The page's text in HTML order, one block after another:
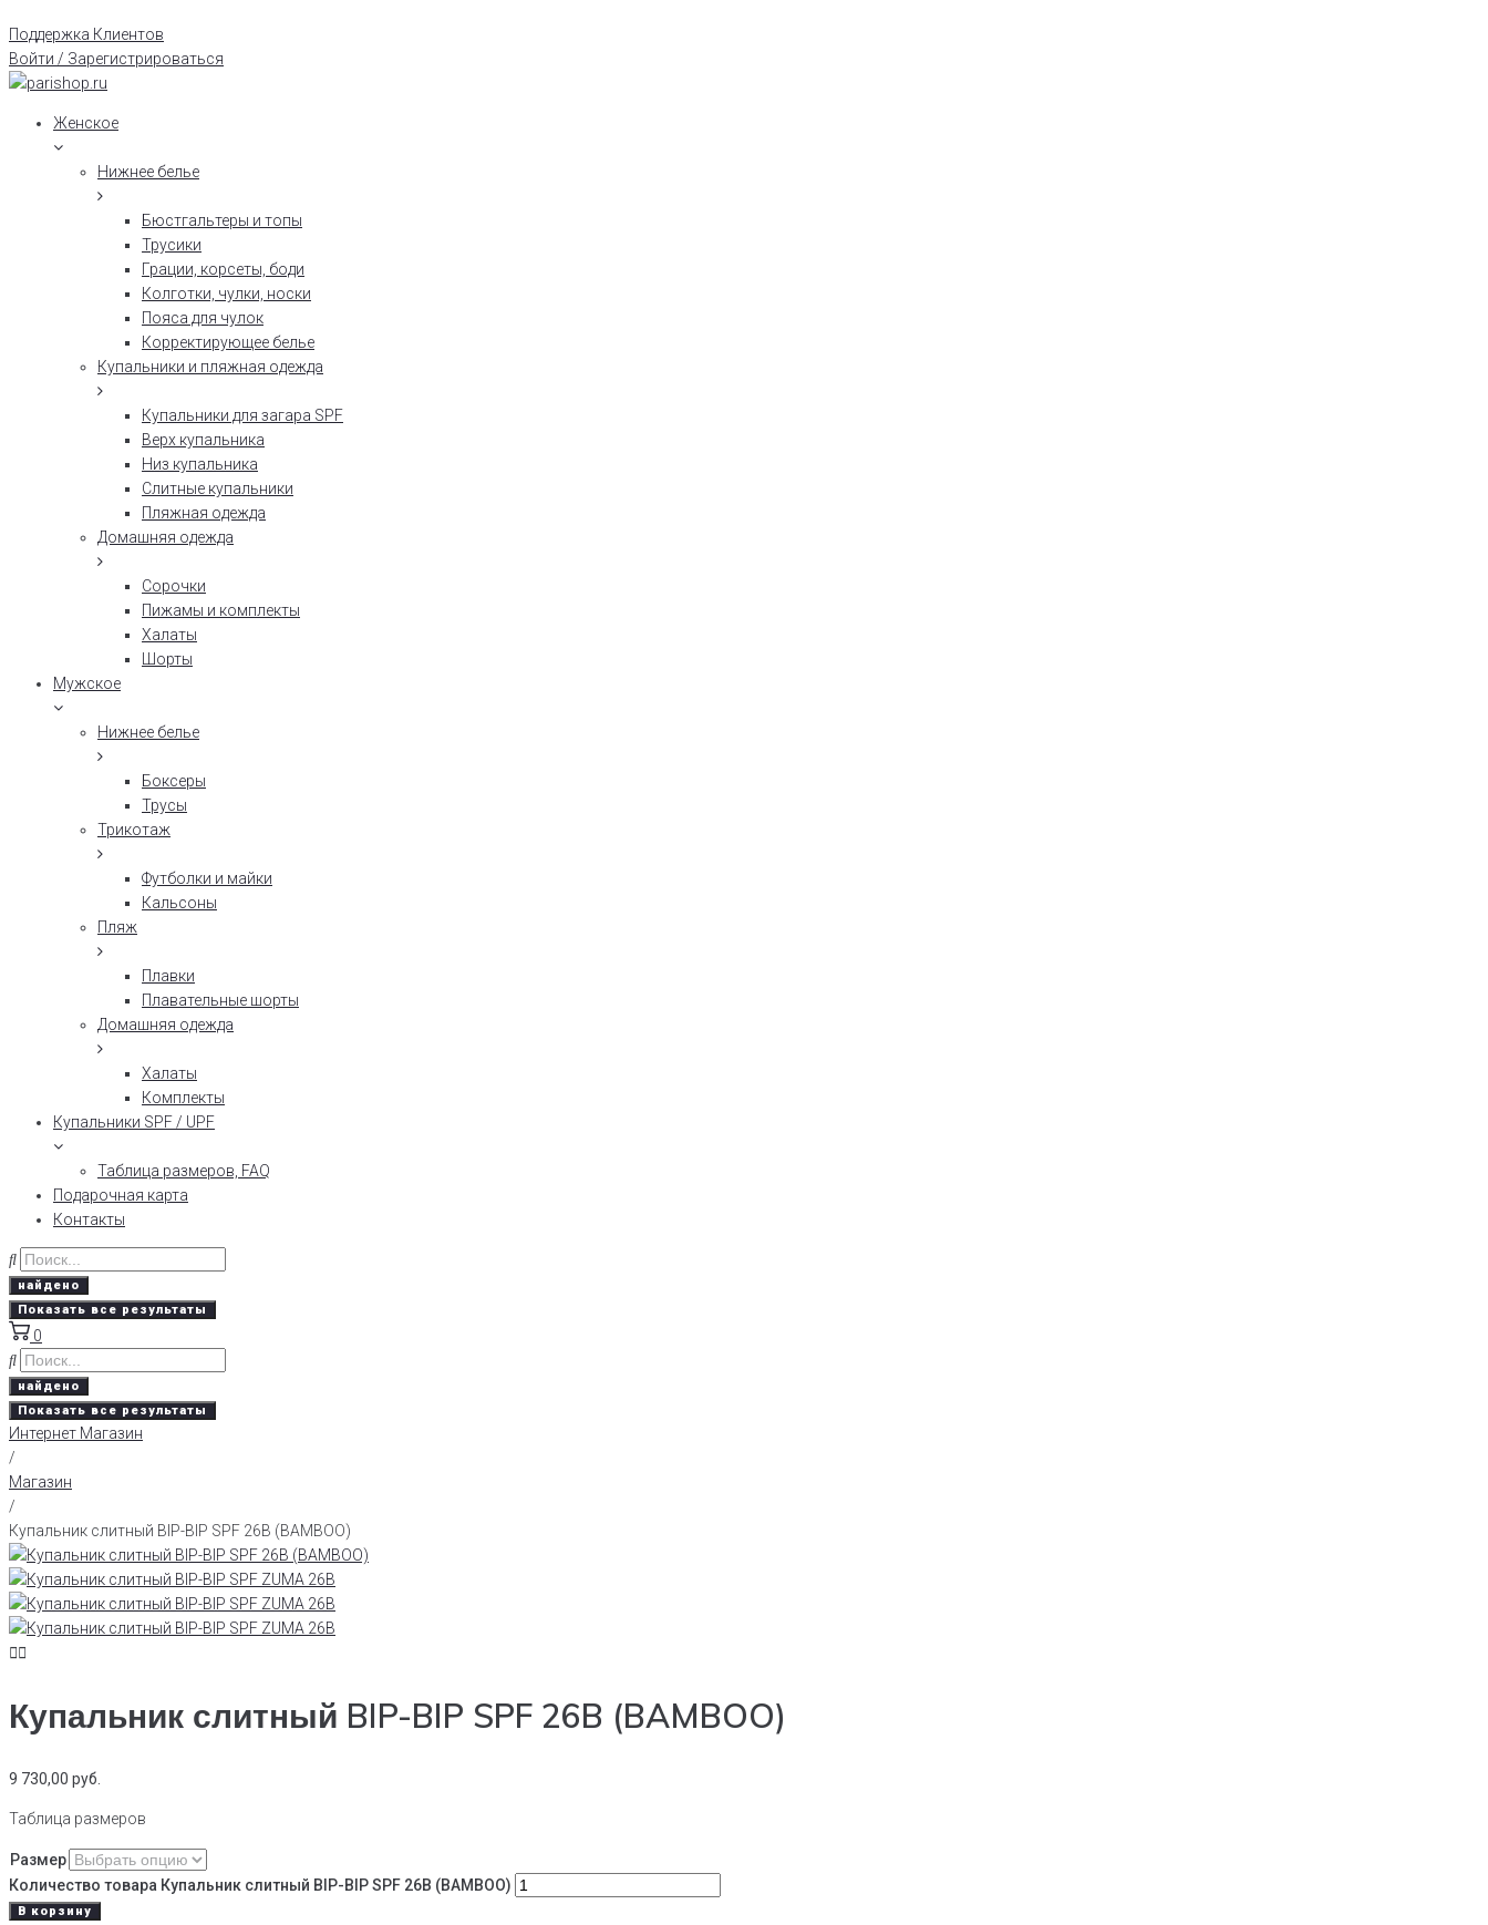
Поддержка Клиентов
Войти / Зарегистрироваться
Женское
Нижнее белье
Бюстгальтеры и топы
Трусики
Грации, корсеты, боди
Колготки, чулки, носки
Пояса для чулок
Корректирующее белье
Купальники и пляжная одежда
Купальники для загара SPF
Верх купальника
Низ купальника
Слитные купальники
Пляжная одежда
Домашняя одежда
Сорочки
Пижамы и комплекты
Халаты
Шорты
Мужское
Нижнее белье
Боксеры
Трусы
Трикотаж
Футболки и майки
Кальсоны
Пляж
Плавки
Плавательные шорты
Домашняя одежда
Халаты
Комплекты
Купальники SPF / UPF
Таблица размеров, FAQ
Подарочная карта
Контакты
найдено
Показать все результаты
0
найдено
Показать все результаты
Интернет Магазин
/
Магазин
/
Купальник слитный BIP-BIP SPF 26B (BAMBOO)
Купальник слитный BIP-BIP SPF 26B (BAMBOO)
9 730,00 руб.
Таблица размеров
Размер
Количество товара Купальник слитный BIP-BIP SPF 26B (BAMBOO)
В корзину